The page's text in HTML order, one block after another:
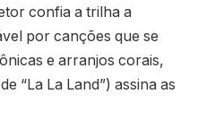
confia a trilha a
por canções que se
e arranjos corais,
“La La Land”) assina as